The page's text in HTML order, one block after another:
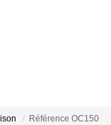
Référence OC150